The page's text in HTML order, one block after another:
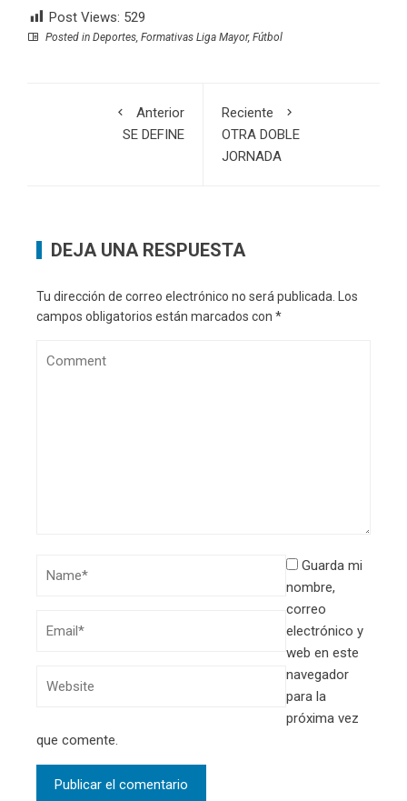
Post Views: 529
Posted in Deportes, Formativas Liga Mayor, Fútbol
Anterior
SE DEFINE
Reciente
OTRA DOBLE
JORNADA
DEJA UNA RESPUESTA
Tu dirección de correo electrónico no será publicada.
Los
campos obligatorios están marcados con *
Guarda mi
nombre,
correo
electrónico y
web en este
navegador
para la
próxima vez
que comente.